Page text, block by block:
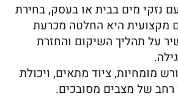
נזקי מים בבית או בעסק, בחירת
מקצועית היא החלטה מכרעת
על תהליך השיקום והחזרת
מומחיות, ציוד מתאים, ויכולת
רחב של מצבים מסובכים.